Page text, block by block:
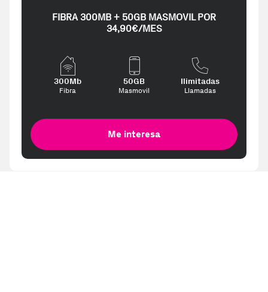
FIBRA 300MB + 50GB MASMOVIL POR
34,90€/MES
300Mb
Fibra
50GB
Masmovil
Ilimitadas
Llamadas
Me interesa